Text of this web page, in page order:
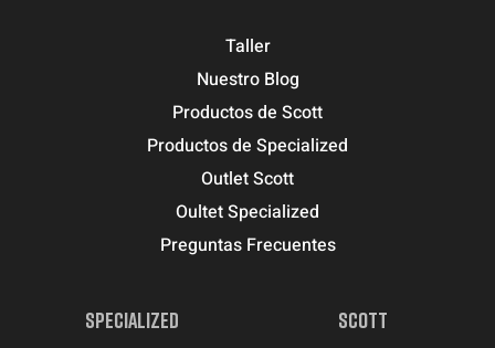
Taller
Nuestro Blog
Productos de Scott
Productos de Specialized
Outlet Scott
Oultet Specialized
Preguntas Frecuentes
SPECIALIZED SCOTT